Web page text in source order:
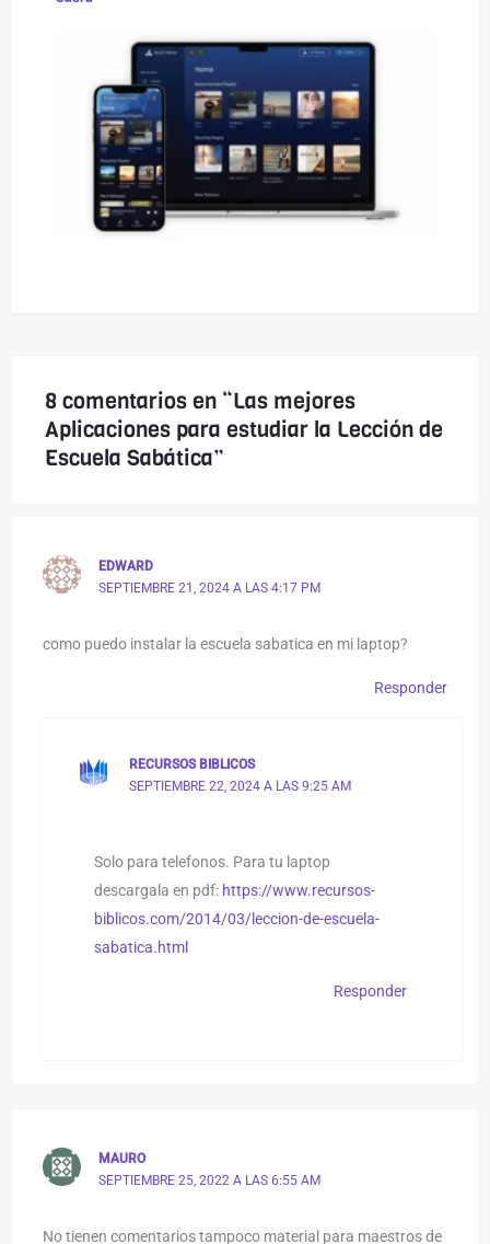
8 comentarios en “Las mejores
Aplicaciones para estudiar la Lección de
Escuela Sabática”
EDWARD
SEPTIEMBRE 21, 2024 A LAS 4:17 PM
como puedo instalar la escuela sabatica en mi laptop?
Responder
RECURSOS BIBLICOS
SEPTIEMBRE 22, 2024 A LAS 9:25 AM
Solo para telefonos. Para tu laptop
descargala en pdf: https://www.recursos-
biblicos.com/2014/03/leccion-de-escuela-
sabatica.html
Responder
MAURO
SEPTIEMBRE 25, 2022 A LAS 6:55 AM
No tienen comentarios tampoco material para maestros de